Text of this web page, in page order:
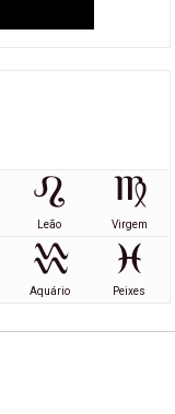
Leão Virgem
Aquário Peixes